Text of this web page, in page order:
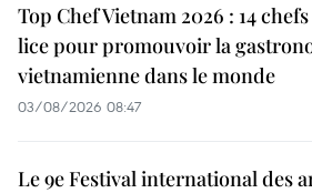
Top Chef Vietnam 2026 : 14
lice pour promouvoir la
vietnamienne dans le monde
03/08/2026 08:47
Le 9e Festival international des